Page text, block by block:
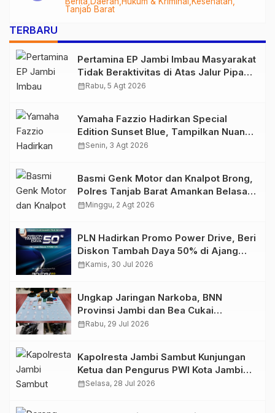
Tanjab Barat
Audit Menyeluruh
TERBARU
Pertamina EP Jambi Imbau Masyarakat
Tidak Beraktivitas di Atas Jalur Pipa
Migas Demi Keselamatan Bersama
calendar_monthRabu, 5 Agt 2026
Yamaha Fazzio Hadirkan Special
Edition Sunset Blue, Tampilkan Nuansa
Retro Summer yang Semakin Skena
calendar_monthSenin, 3 Agt 2026
Basmi Genk Motor dan Knalpot Brong,
Polres Tanjab Barat Amankan Belasan
Kendaraan
calendar_monthMinggu, 2 Agt 2026
PLN Hadirkan Promo Power Drive, Beri
Diskon Tambah Daya 50% di Ajang
GIIAS 2026
calendar_monthKamis, 30 Jul 2026
Ungkap Jaringan Narkoba, BNN
Provinsi Jambi dan Bea Cukai
Amankan Sembilan Pelaku beserta
calendar_monthRabu, 29 Jul 2026
Kapolresta Jambi Sambut Kunjungan
Ketua dan Pengurus PWI Kota Jambi
Perkuat Sinergi dan Kolaborasi
calendar_monthSelasa, 28 Jul 2026